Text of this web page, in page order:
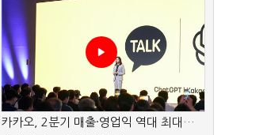
카카오, 2분기 매출·영업익 역대 최대…